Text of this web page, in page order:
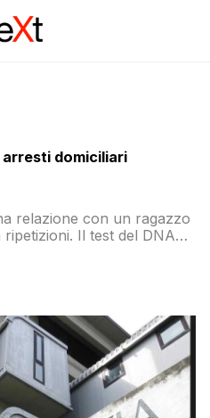
arresti domiciliari
relazione con un ragazzo
Il test del DNA